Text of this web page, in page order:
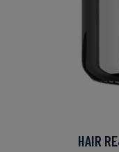
HAIR